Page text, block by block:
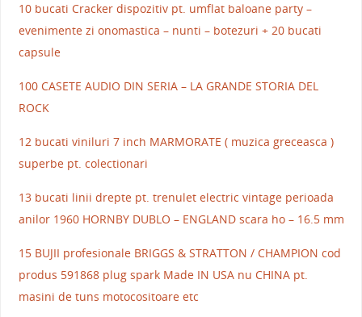
10 bucati Cracker dispozitiv pt. umflat baloane party –
evenimente zi onomastica – nunti – botezuri + 20 bucati
capsule
100 CASETE AUDIO DIN SERIA – LA GRANDE STORIA DEL
ROCK
12 bucati viniluri 7 inch MARMORATE ( muzica greceasca )
superbe pt. colectionari
13 bucati linii drepte pt. trenulet electric vintage perioada
anilor 1960 HORNBY DUBLO – ENGLAND scara ho – 16.5 mm
15 BUJII profesionale BRIGGS & STRATTON / CHAMPION cod
produs 591868 plug spark Made IN USA nu CHINA pt.
masini de tuns motocositoare etc